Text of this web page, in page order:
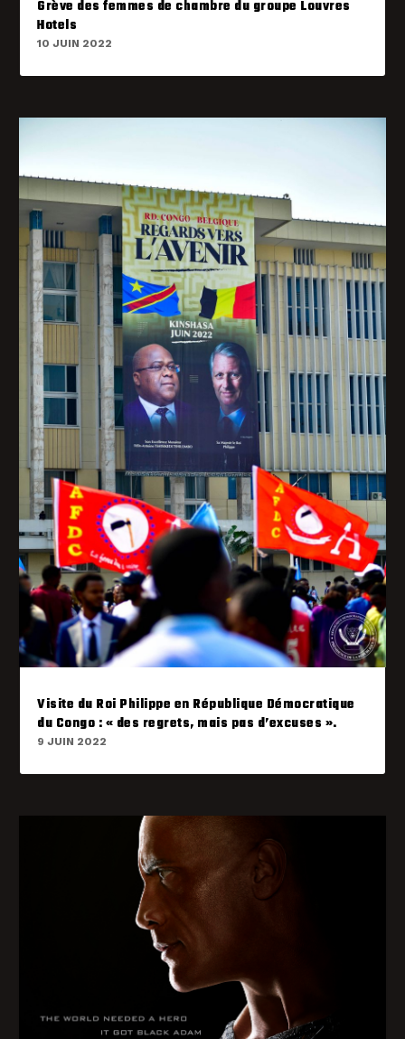
Grève des femmes de chambre du groupe Louvres
Hotels
10 JUIN 2022
Visite du Roi Philippe en République Démocratique
du Congo : « des regrets, mais pas d’excuses ».
9 JUIN 2022